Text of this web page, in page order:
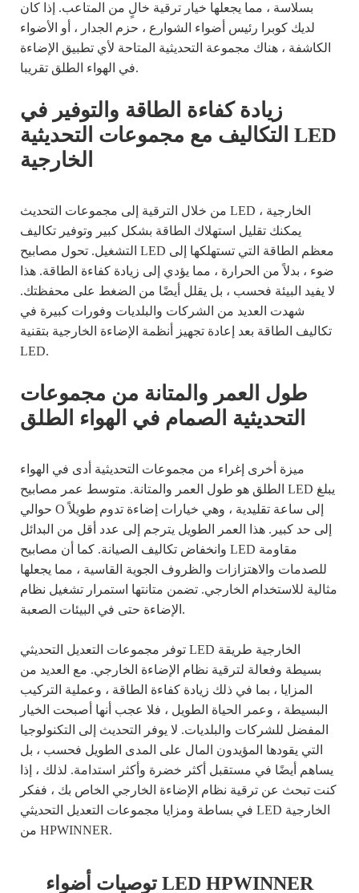
بسلاسة ، مما يجعلها خيار ترقية خالٍ من المتاعب. إذا كان
لديك كوبرا رئيس أضواء الشوارع ، حزم الجدار ، أو الأضواء
الكاشفة ، هناك مجموعة التحديثية المتاحة لأي تطبيق الإضاءة
في الهواء الطلق تقريبا.
زيادة كفاءة الطاقة والتوفير في
التكاليف مع مجموعات التحديثية LED
الخارجية
من خلال الترقية إلى مجموعات التحديث LED الخارجية ،
يمكنك تقليل استهلاك الطاقة بشكل كبير وتوفير تكاليف
التشغيل. تحول مصابيح LED معظم الطاقة التي تستهلكها إلى
ضوء ، بدلاً من الحرارة ، مما يؤدي إلى زيادة كفاءة الطاقة. هذا
لا يفيد البيئة فحسب ، بل يقلل أيضًا من الضغط على محفظتك.
شهدت العديد من الشركات والبلديات وفورات كبيرة في
تكاليف الطاقة بعد إعادة تجهيز أنظمة الإضاءة الخارجية بتقنية
LED.
طول العمر والمتانة من مجموعات
التحديثية الصمام في الهواء الطلق
ميزة أخرى إغراء من مجموعات التحديثية أدى في الهواء
الطلق هو طول العمر والمتانة. متوسط عمر مصابيح LED يبلغ
حوالي O إلى ساعة تقليدية ، وهي خيارات إضاءة تدوم طويلاً
إلى حد كبير. هذا العمر الطويل يترجم إلى عدد أقل من البدائل
وانخفاض تكاليف الصيانة. كما أن مصابيح LED مقاومة
للصدمات والاهتزازات والظروف الجوية القاسية ، مما يجعلها
مثالية للاستخدام الخارجي. تضمن متانتها استمرار تشغيل نظام
الإضاءة حتى في البيئات الصعبة.
توفر مجموعات التعديل التحديثي LED الخارجية طريقة
بسيطة وفعالة لترقية نظام الإضاءة الخارجي. مع العديد من
المزايا ، بما في ذلك زيادة كفاءة الطاقة ، وعملية التركيب
البسيطة ، وعمر الحياة الطويل ، فلا عجب أنها أصبحت الخيار
المفضل للشركات والبلديات. لا يوفر التحديث إلى التكنولوجيا
التي يقودها المؤيدون المال على المدى الطويل فحسب ، بل
يساهم أيضًا في مستقبل أكثر خضرة وأكثر استدامة. لذلك ، إذا
كنت تبحث عن ترقية نظام الإضاءة الخارجي الخاص بك ، ففكر
في بساطة ومزايا مجموعات التعديل التحديثي LED الخارجية
من HPWINNER.
توصيات أضواء LED HPWINNER